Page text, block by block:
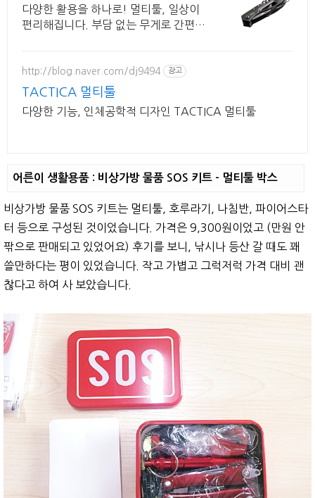
다양한 활용을 하나로! 멀티툴, 일상이
편리해집니다. 부담 없는 무게로 간편하
http://blog.naver.com/dj9494 광고
TACTICA 멀티툴
다양한 기능, 인체공학적 디자인 TACTICA 멀티툴
어른이 생활용품 : 비상가방 물품 SOS 키트 - 멀티툴 박스
비상가방 물품 SOS 키트는 멀티툴, 호루라기, 나침반, 파이어스타
터 등으로 구성된 것이었습니다. 가격은 9,300원이었고 (만원 안
팎으로 판매되고 있었어요) 후기를 보니, 낚시나 등산 갈 때도 꽤
쓸만하다는 평이 있었습니다. 작고 가볍고 그럭저럭 가격 대비 괜
찮다고 하여 사 보았습니다.